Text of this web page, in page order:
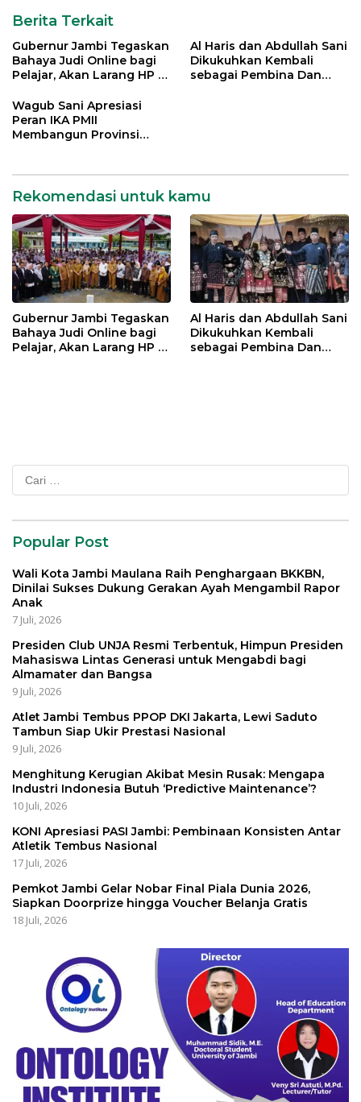
Berita Terkait
Gubernur Jambi Tegaskan
Bahaya Judi Online bagi
Pelajar, Akan Larang HP di
Al Haris dan Abdullah Sani
Dikukuhkan Kembali
sebagai Pembina Dan
Wagub Sani Apresiasi
Peran IKA PMII
Membangun Provinsi
Rekomendasi untuk kamu
Gubernur Jambi Tegaskan
Bahaya Judi Online bagi
Pelajar, Akan Larang HP di
Al Haris dan Abdullah Sani
Dikukuhkan Kembali
sebagai Pembina Dan
Cari
untuk:
Popular Post
Wali Kota Jambi Maulana Raih Penghargaan BKKBN,
Dinilai Sukses Dukung Gerakan Ayah Mengambil Rapor
Anak
7 Juli, 2026
Presiden Club UNJA Resmi Terbentuk, Himpun Presiden
Mahasiswa Lintas Generasi untuk Mengabdi bagi
Almamater dan Bangsa
9 Juli, 2026
Atlet Jambi Tembus PPOP DKI Jakarta, Lewi Saduto
Tambun Siap Ukir Prestasi Nasional
9 Juli, 2026
Menghitung Kerugian Akibat Mesin Rusak: Mengapa
Industri Indonesia Butuh ‘Predictive Maintenance’?
10 Juli, 2026
KONI Apresiasi PASI Jambi: Pembinaan Konsisten Antar
Atletik Tembus Nasional
17 Juli, 2026
Pemkot Jambi Gelar Nobar Final Piala Dunia 2026,
Siapkan Doorprize hingga Voucher Belanja Gratis
18 Juli, 2026